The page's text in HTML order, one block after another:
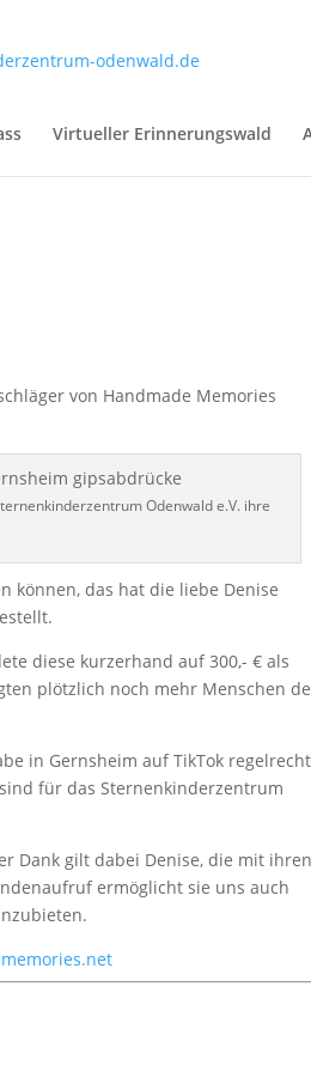
Virtueller Erinnerungswald
von Handmade Memories
Odenwald e.V. ihre
können, das hat die liebe Denise
diese kurzerhand auf 300,- € als
plötzlich noch mehr Menschen
in Gernsheim auf TikTok regelrecht
für das Sternenkinderzentrum
Dank gilt dabei Denise, die mit ihren
ermöglicht sie uns auch